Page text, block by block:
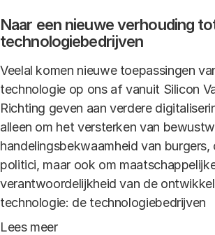
Naar een nieuwe verhouding
technologiebedrijven
Veelal komen nieuwe toepassingen
technologie op ons af vanuit Silicon
Richting geven aan verdere
alleen om het versterken van
handelingsbekwaamheid van burgers,
politici, maar ook om
verantwoordelijkheid van de
technologie: de technologiebedrijven
Lees meer